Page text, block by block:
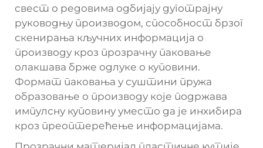
свест о редовима одбијају дуготрајну
руководњу производом, способност брзог
скенирања кључних информација о
производу кроз прозрачну паковање
олакшава брже одлуке о куповини.
Формат паковања у суштини пружа
образовање о производу које подржава
импулсну куповину уместо да је инхибира
кроз преоптерећење информацијама.